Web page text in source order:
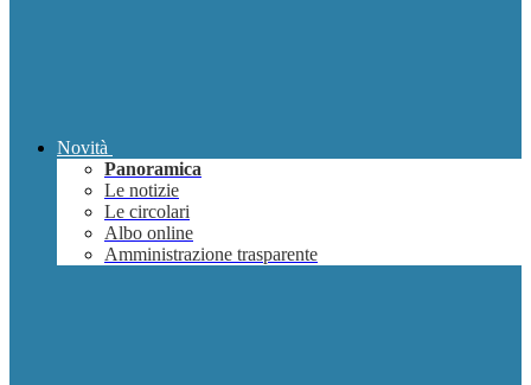
Novità
Panoramica
Le notizie
Le circolari
Albo online
Amministrazione trasparente